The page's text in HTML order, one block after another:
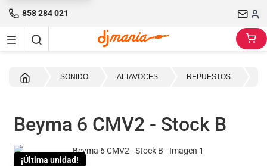
858 284 021
SONIDO ALTAVOCES REPUESTOS
Beyma 6 CMV2 - Stock B
¡Última unidad!